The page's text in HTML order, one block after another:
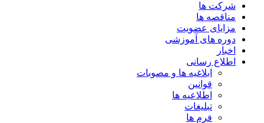
شرکت ها
مناقصه ها
مزایای عضویت
دوره های آموزشی
اخبار
اطلاع رسانی
ابلاغیه ها و مصوبات
قوانین
اطلاعیه ها
تبلیغات
فرم ها